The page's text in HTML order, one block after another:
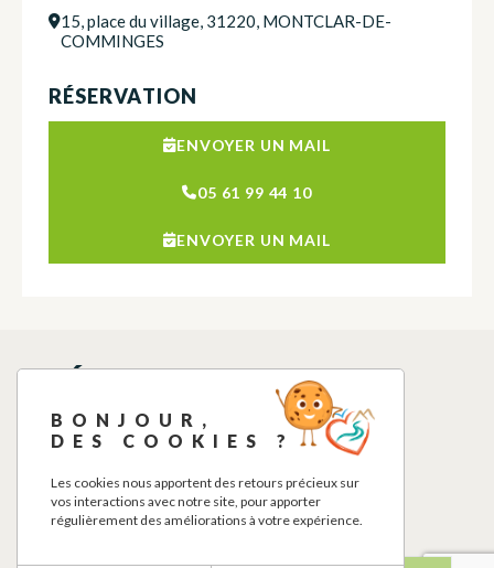
15, place du village, 31220, MONTCLAR-DE-
COMMINGES
RÉSERVATION
ENVOYER UN MAIL
05 61 99 44 10
ENVOYER UN MAIL
QUÉ VER EN LOS
ALREDEDORES
BONJOUR,
DES COOKIES ?
Les cookies nous apportent des retours précieux sur
vos interactions avec notre site, pour apporter
régulièrement des améliorations à votre expérience.